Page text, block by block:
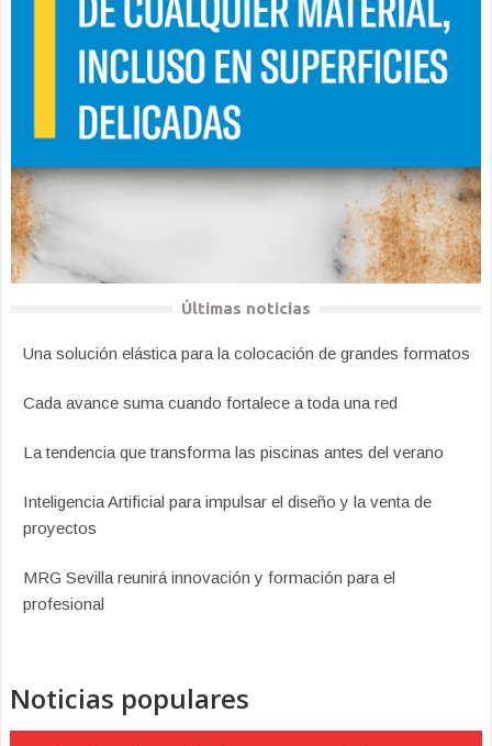
Últimas noticias
Una solución elástica para la colocación de grandes formatos
Cada avance suma cuando fortalece a toda una red
La tendencia que transforma las piscinas antes del verano
Inteligencia Artificial para impulsar el diseño y la venta de
proyectos
MRG Sevilla reunirá innovación y formación para el
profesional
Noticias populares